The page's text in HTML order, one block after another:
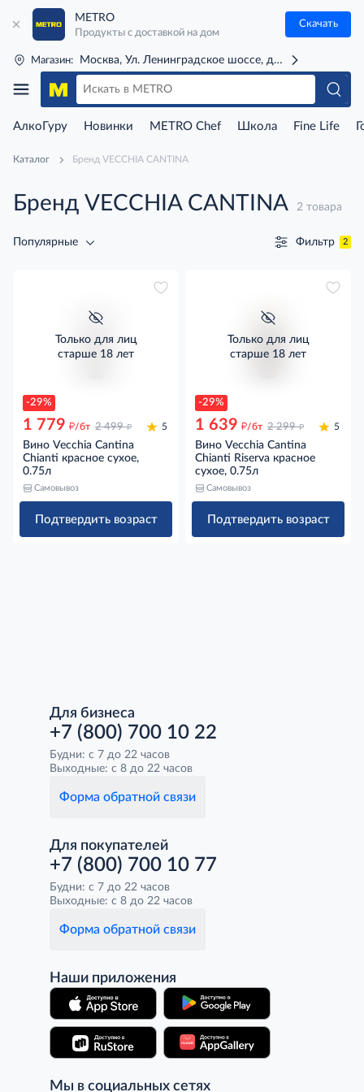
METRO
Продукты с доставкой на дом
Скачать
Магазин: Москва, Ул. Ленинградское шоссе, д. 71Г (м. Речной
АлкоГуру Новинки METRO Chef Школа Fine Life
Каталог Бренд VECCHIA CANTINA
Бренд VECCHIA CANTINA 2 товара
Популярные Фильтр 2
-29%
Только для лиц
старше 18 лет
1 779 д/бт 2 499 д 5
Вино Vecchia Cantina
Chianti красное сухое,
0.75л
Самовывоз
Подтвердить возраст
-29%
Только для лиц
старше 18 лет
1 639 д/бт 2 299 д 5
Вино Vecchia Cantina
Chianti Riserva красное
сухое, 0.75л
Самовывоз
Подтвердить возраст
Для бизнеса
+7 (800) 700 10 22
Будни: с 7 до 22 часов
Выходные: с 8 до 22 часов
Форма обратной связи
Для покупателей
+7 (800) 700 10 77
Будни: с 7 до 22 часов
Выходные: с 8 до 22 часов
Форма обратной связи
Наши приложения
Мы в социальных сетях